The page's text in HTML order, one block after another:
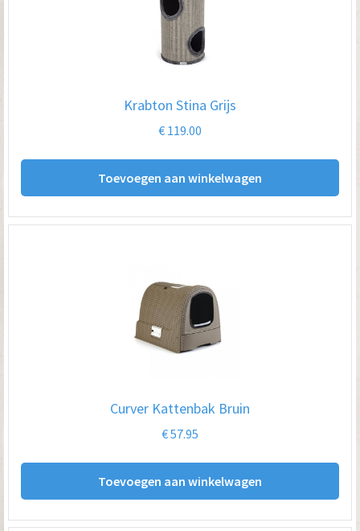
Krabton Stina Grijs
€ 119.00
Toevoegen aan winkelwagen
Curver Kattenbak Bruin
€57.95
Toevoegen aan winkelwagen